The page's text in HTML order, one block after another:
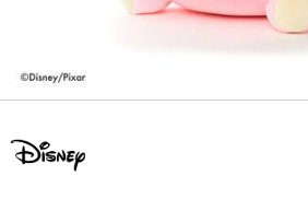
ของเล่นเพื่อการเรียนรู้
ปาร์ตี้
Marvel มาร์เวล